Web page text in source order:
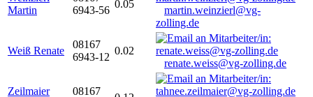
Martin
6943-56
0.05
martin.weinzierl@vg-
zolling.de
Weiß Renate
08167
6943-12
0.02
renate.weiss@vg-zolling.de
Zeilmaier
08167